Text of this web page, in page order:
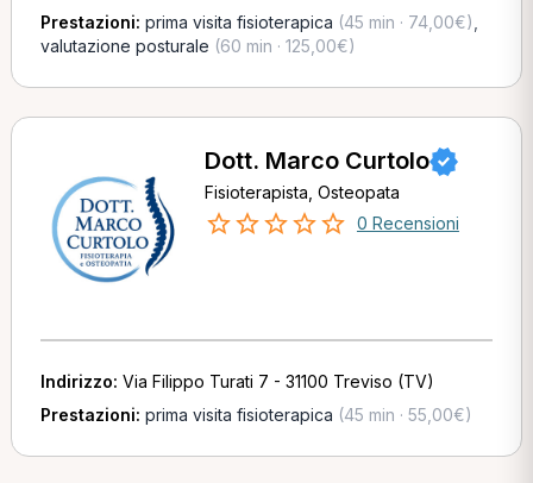
Prestazioni: prima visita fisioterapica (45 min · 74,00€)
valutazione posturale (60 min · 125,00€)
Dott. Marco Curtolo
Fisioterapista, Osteopata
0 Recensioni
Indirizzo: Via Filippo Turati 7 - 31100 Treviso (TV)
Prestazioni: prima visita fisioterapica (45 min · 55,00€)